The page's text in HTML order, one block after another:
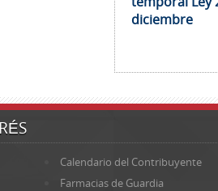
diciembre
Calendario del Contribuyente
Farmacias de Guardia